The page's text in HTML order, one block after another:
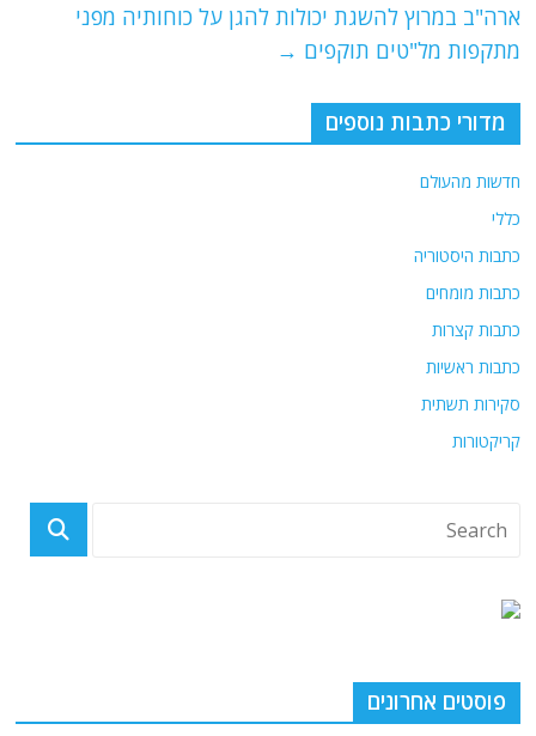
k
ארה"ב במרוץ להשגת יכולות להגן על כוחותיה מפני
מתקפות מל"טים תוקפים →
מדורי כתבות נוספים
חדשות מהעולם
כללי
כתבות היסטוריה
כתבות מומחים
כתבות קצרות
כתבות ראשיות
סקירות תשתית
קריקטורות
פוסטים אחרונים